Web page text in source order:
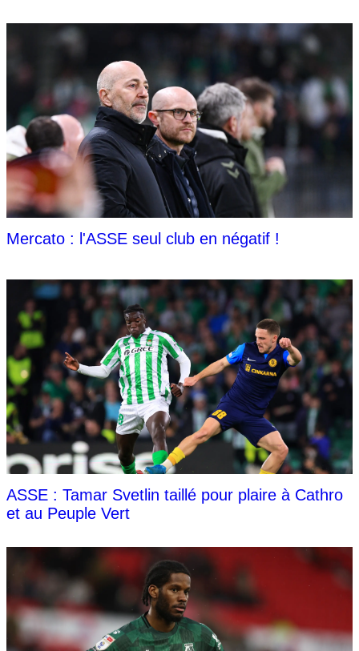
Mercato : l'ASSE seul club en négatif !
ASSE : Tamar Svetlin taillé pour plaire à Cathro
et au Peuple Vert